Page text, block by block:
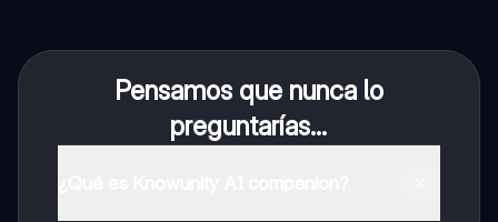
Pensamos que nunca lo
preguntarías...